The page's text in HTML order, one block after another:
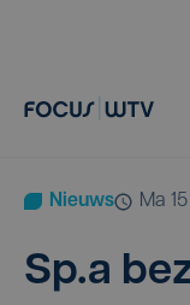
Nieuws ma
Sp.a